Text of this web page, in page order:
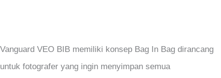
Vanguard VEO BIB memiliki konsep Bag In Bag dirancang
untuk fotografer yang ingin menyimpan semua